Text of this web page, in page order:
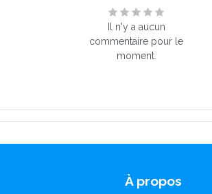
Il n'y a aucun
commentaire pour le
moment.
À propos